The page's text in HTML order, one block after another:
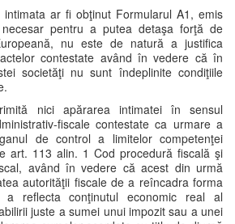
intimata ar fi obţinut Formularul A1, emis
pentru a putea detaşa forţă de
nu este de natură a justifica
contestate având în vedere că în
societăţi nu sunt îndeplinite condiţiile
nici apărarea intimatei în sensul
fiscale contestate ca urmare a
de control a limitelor competenţei
art. 113 alin. 1 Cod procedură fiscală şi
având în vedere că acest din urmă
autorităţii fiscale de a reîncadra forma
a reflecta conţinutul economic real al
juste a sumei unui impozit sau a unei